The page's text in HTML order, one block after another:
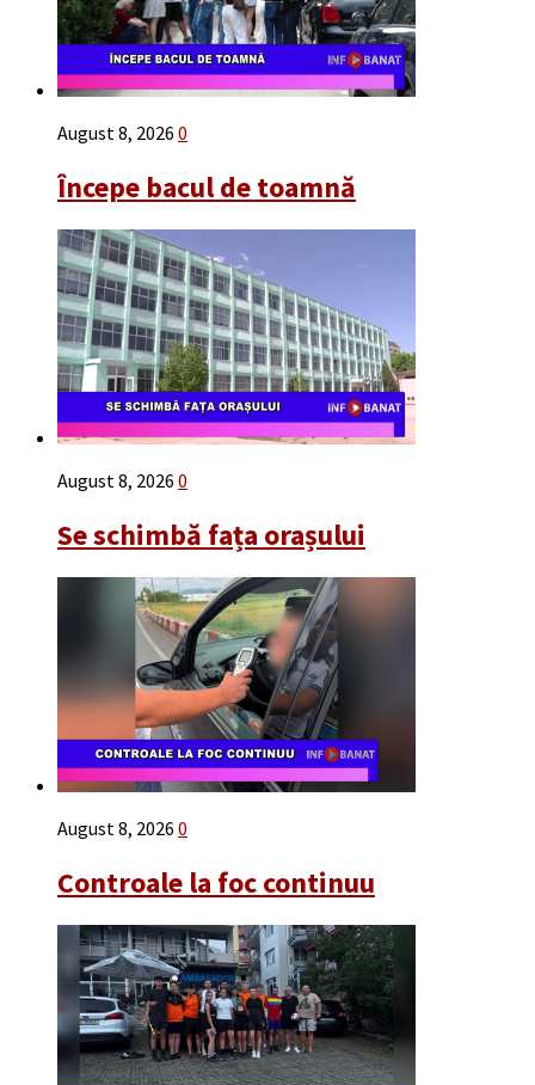
August 8, 2026 0
Începe bacul de toamnă
August 8, 2026 0
Se schimbă fața orașului
August 8, 2026 0
Controale la foc continuu